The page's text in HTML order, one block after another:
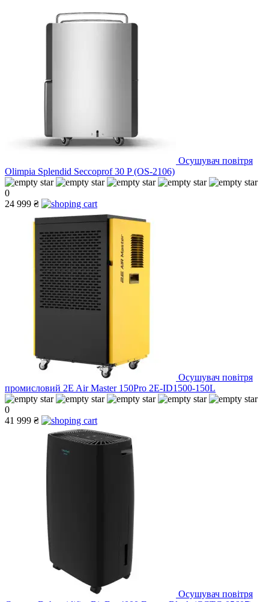
Осушувач повітря
Olimpia Splendid Seccoprof 30 P (OS-2106)
0
24 999 ₴
Осушувач повітря
промисловий 2E Air Master 150Pro 2E-ID1500-150L
0
41 999 ₴
Осушувач повітря